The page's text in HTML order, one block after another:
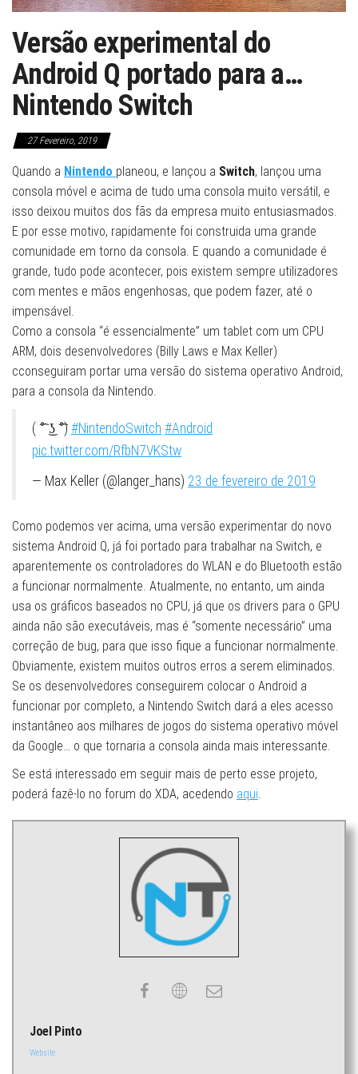
Versão experimental do
Android Q portado para a…
Nintendo Switch
27 Fevereiro, 2019
Quando a Nintendo planeou, e lançou a Switch, lançou uma
consola móvel e acima de tudo uma consola muito versátil, e
isso deixou muitos dos fãs da empresa muito entusiasmados.
E por esse motivo, rapidamente foi construida uma grande
comunidade em torno da consola. E quando a comunidade é
grande, tudo pode acontecer, pois existem sempre utilizadores
com mentes e mãos engenhosas, que podem fazer, até o
impensável.
Como a consola “é essencialmente” um tablet com um CPU
ARM, dois desenvolvedores (Billy Laws e Max Keller)
cconseguiram portar uma versão do sistema operativo Android,
para a consola da Nintendo.
( ͡° ͜ʖ ͡°)#NintendoSwitch #Android
pic.twitter.com/RfbN7VKStw
— Max Keller (@langer_hans) 23 de fevereiro de 2019
Como podemos ver acima, uma versão experimentar do novo
sistema Android Q, já foi portado para trabalhar na Switch, e
aparentemente os controladores do WLAN e do Bluetooth estão
a funcionar normalmente. Atualmente, no entanto, um ainda
usa os gráficos baseados no CPU, já que os drivers para o GPU
ainda não são executáveis, mas é “somente necessário” uma
correção de bug, para que isso fique a funcionar normalmente.
Obviamente, existem muitos outros erros a serem eliminados.
Se os desenvolvedores conseguirem colocar o Android a
funcionar por completo, a Nintendo Switch dará a eles acesso
instantâneo aos milhares de jogos do sistema operativo móvel
da Google… o que tornaria a consola ainda mais interessante.
Se está interessado em seguir mais de perto esse projeto,
poderá fazê-lo no forum do XDA, acedendo aqui.
Joel Pinto
Website